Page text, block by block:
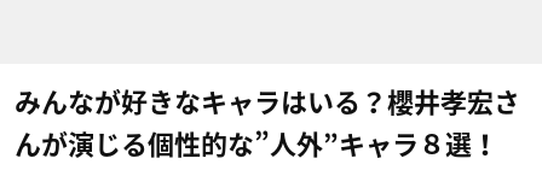
みんなが好きなキャラはいる？櫻井孝宏さ
んが演じる個性的な”人外”キャラ８選！